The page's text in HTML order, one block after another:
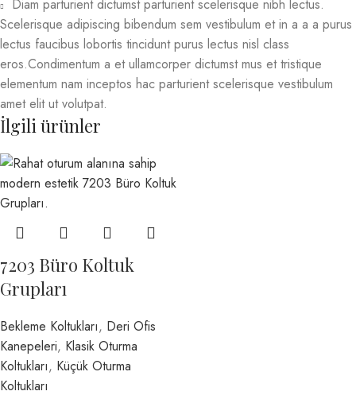
Diam parturient dictumst parturient scelerisque nibh lectus.
Scelerisque adipiscing bibendum sem vestibulum et in a a a purus
lectus faucibus lobortis tincidunt purus lectus nisl class
eros.Condimentum a et ullamcorper dictumst mus et tristique
elementum nam inceptos hac parturient scelerisque vestibulum
amet elit ut volutpat.
İlgili ürünler
7203 Büro Koltuk
Grupları
Bekleme Koltukları, Deri Ofis
Kanepeleri, Klasik Oturma
Koltukları, Küçük Oturma
Koltukları